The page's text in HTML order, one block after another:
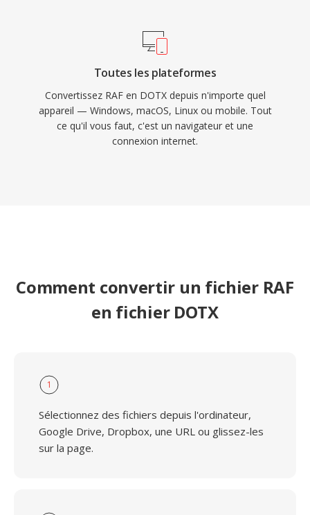
Toutes les plateformes
Convertissez RAF en DOTX depuis n'importe quel
appareil — Windows, macOS, Linux ou mobile. Tout
ce qu'il vous faut, c'est un navigateur et une
connexion internet.
Comment convertir un fichier RAF
en fichier DOTX
1
Sélectionnez des fichiers depuis l'ordinateur,
Google Drive, Dropbox, une URL ou glissez-les
sur la page.